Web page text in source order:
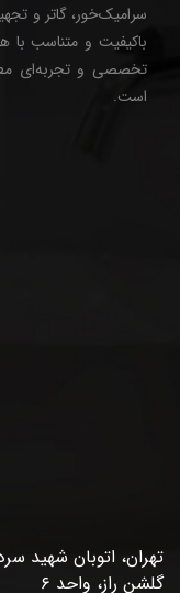
سرامیک‌خور، گاتر و
باکیفیت و متناسب با
تخصصی و تجربه‌ای
است.
تهران، اتوبان شهید
گلشن راز، واحد ۶